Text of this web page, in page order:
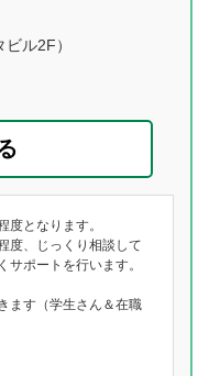
ル2F）
度となります。
度、じっくり相談して
サポートを行います。
ます（学生さん＆在職